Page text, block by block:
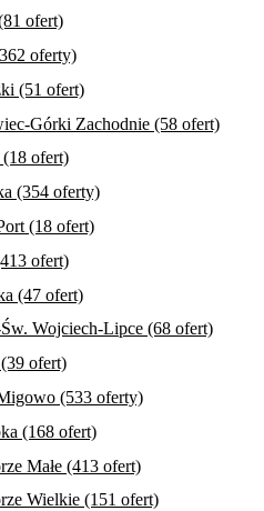
ofert)
oferty)
(51 ofert)
Górki Zachodnie (58 ofert)
(18 ofert)
(354 oferty)
(18 ofert)
ofert)
(47 ofert)
Wojciech-Lipce (68 ofert)
ofert)
(533 oferty)
(168 ofert)
Małe (413 ofert)
Wielkie (151 ofert)